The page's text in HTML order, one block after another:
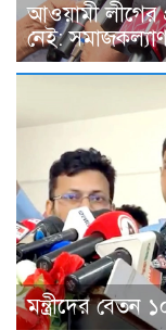
আওয়ামী লীগের
নেই: সমাজকল্যাণ
মন্ত্রীদের